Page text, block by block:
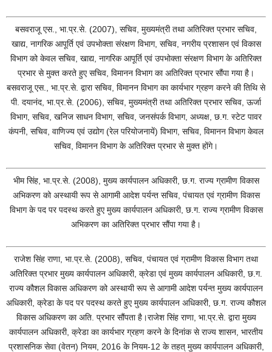
बसवराजू एस., भा.प्र.से. (2007), सचिव, मुख्यमंत्री तथा अतिरिक्त प्रभार सचिव,
खाद्य, नागरिक आपूर्ति एवं उपभोक्ता संरक्षण विभाग, सचिव, नगरीय प्रशासन एवं विकास
विभाग को केवल सचिव, खाद्य, नागरिक आपूर्ति एवं उपभोक्ता संरक्षण विभाग के अतिरिक्त
प्रभार से मुक्त करते हुए सचिव, विमानन विभाग का अतिरिक्त प्रभार सौंपा गया है।
बसवराजू एस., भा.प्र.से. द्वारा सचिव, विमानन विभाग का कार्यभार ग्रहण करने की तिथि से
पी. दयानंद, भा.प्र.से. (2006), सचिव, मुख्यमंत्री तथा अतिरिक्त प्रभार सचिव, ऊर्जा
विभाग, सचिव, खनिज साधन विभाग, सचिव, जनसंपर्क विभाग, अध्यक्ष, छ.ग. स्टेट पावर
कंपनी, सचिव, वाणिज्य एवं उद्योग (रेल परियोजनायें) विभाग, सचिव, विमानन विभाग केवल
सचिव, विमानन विभाग के अतिरिक्त प्रभार से मुक्त होंगे।
भीम सिंह, भा.प्र.से. (2008), मुख्य कार्यपालन अधिकारी, छ.ग. राज्य ग्रामीण विकास
अभिकरण को अस्थायी रूप से आगामी आदेश पर्यन्त सचिव, पंचायत एवं ग्रामीण विकास
विभाग के पद पर पदस्थ करते हुए मुख्य कार्यपालन अधिकारी, छ.ग. राज्य ग्रामीण विकास
अभिकरण का अतिरिक्त प्रभार सौंपा गया है।
राजेश सिंह राणा, भा.प्र.से. (2008), सचिव, पंचायत एवं ग्रामीण विकास विभाग तथा
अतिरिक्त प्रभार मुख्य कार्यपालन अधिकारी, क्रेडा एवं मुख्य कार्यपालन अधिकारी, छ.ग.
राज्य कौशल विकास अधिकरण को अस्थायी रूप से आगामी आदेश पर्यन्त मुख्य कार्यपालन
अधिकारी, क्रेडा के पद पर पदस्थ करते हुए मुख्य कार्यपालन अधिकारी, छ.ग. राज्य कौशल
विकास अधिकरण का अति. प्रभार सौंपता है।राजेश सिंह राणा, भा.प्र.से. द्वारा मुख्य
कार्यपालन अधिकारी, क्रेडा का कार्यभार ग्रहण करने के दिनांक से राज्य शासन, भारतीय
प्रशासनिक सेवा (वेतन) नियम, 2016 के नियम-12 के तहत् मुख्य कार्यपालन अधिकारी,